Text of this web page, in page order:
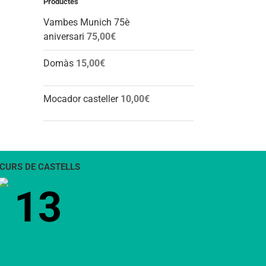
Vambes Munich 75è
aniversari 75,00€
Domàs 15,00€
Mocador casteller 10,00€
DE CASTELLS
13